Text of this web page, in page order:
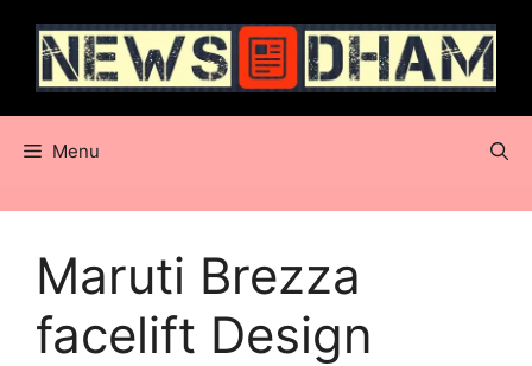
content
Menu
Maruti Brezza
facelift Design